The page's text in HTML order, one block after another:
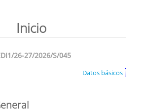
Inicio
26-27/2026/S/045
Datos básicos